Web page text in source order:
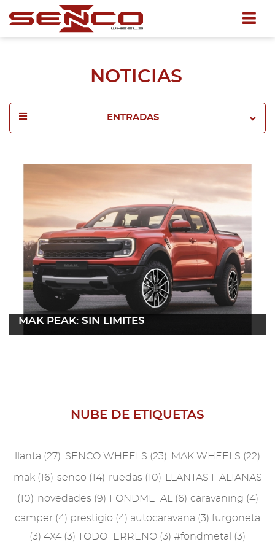
NOTICIAS
ENTRADAS
2025
2023
2022
2021
2019
2013
2012
MAK PEAK: SIN LÍMITES
NUBE DE ETIQUETAS
llanta (27) SENCO WHEELS (23) MAK WHEELS (22)
mak (16) senco (14) ruedas (10) LLANTAS ITALIANAS
(10) novedades (9) FONDMETAL (6) caravaning (4)
camper (4) prestigio (4) autocaravana (3) furgoneta
(3) 4X4 (3) TODOTERRENO (3) #fondmetal (3)